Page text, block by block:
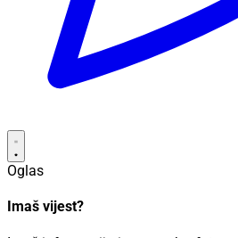
Oglas
Imaš vijest?